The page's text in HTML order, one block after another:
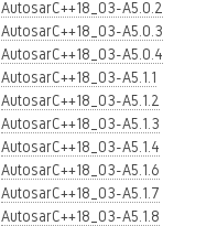
AutosarC++18_03-A5.0.2
AutosarC++18_03-A5.0.3
AutosarC++18_03-A5.0.4
AutosarC++18_03-A5.1.1
AutosarC++18_03-A5.1.2
AutosarC++18_03-A5.1.3
AutosarC++18_03-A5.1.4
AutosarC++18_03-A5.1.6
AutosarC++18_03-A5.1.7
AutosarC++18_03-A5.1.8